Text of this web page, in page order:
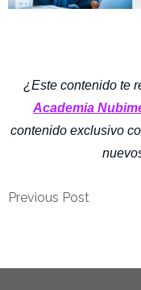
¿Este contenido te
Academia
contenido exclusivo
Previous Post